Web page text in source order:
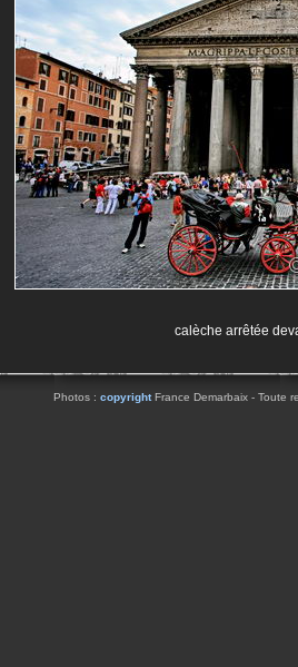
calèche arrêtée
Photos : copyrightFrance Demarbaix - Toute